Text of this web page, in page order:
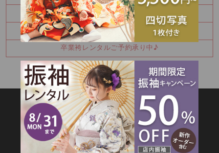
七五三詣りの神社紹介⛩️
8月振袖展示会予約受付中✨
卒業袴レンタルご予約承り中♪
SITEMAP
TOP 新着情報
撮影メニュー
料金・商品
キャンペーン
衣装カタログ